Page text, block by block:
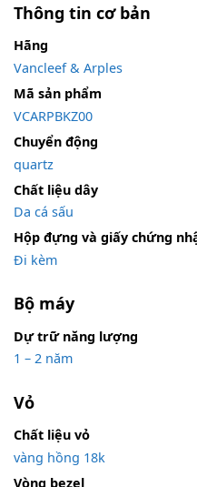
Thông tin cơ bản
Hãng
Vancleef & Arples
Mã sản phẩm
VCARPBKZ00
Chuyển động
quartz
Chất liệu dây
Da cá sấu
Hộp đựng và giấy chứng
Đi kèm
Bộ máy
Dự trữ năng lượng
1 – 2 năm
Vỏ
Chất liệu vỏ
vàng hồng 18k
Vòng bezel